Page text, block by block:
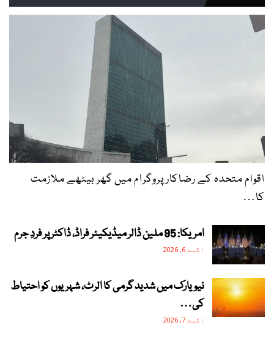
اقوام متحدہ کے رضاکار پروگرام میں گھر بیٹھے ملازمت
کا…
امریکا: 95 ملین ڈالر میڈیکیئر فراڈ، ڈاکٹر پر فردِ جرم
اگست 6, 2026
نیویارک میں شدید گرمی کا الرٹ، شہریوں کو احتیاط
کی…
اگست 7, 2026